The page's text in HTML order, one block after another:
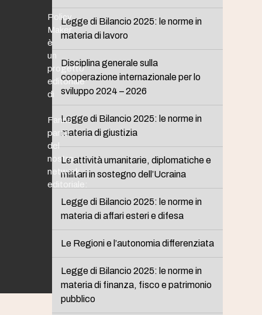
Legge di Bilancio 2025: le norme in
materia di lavoro
Disciplina generale sulla
cooperazione internazionale per lo
sviluppo 2024 – 2026
Legge di Bilancio 2025: le norme in
materia di giustizia
Le attività umanitarie, diplomatiche e
militari in sostegno dell’Ucraina
Legge di Bilancio 2025: le norme in
materia di affari esteri e difesa
Le Regioni e l’autonomia differenziata
Legge di Bilancio 2025: le norme in
materia di finanza, fisco e patrimonio
pubblico
Policy
Maker
è
un
progetto
editoriale
di
Fanno
parte
del
nostro
network
editoriale: